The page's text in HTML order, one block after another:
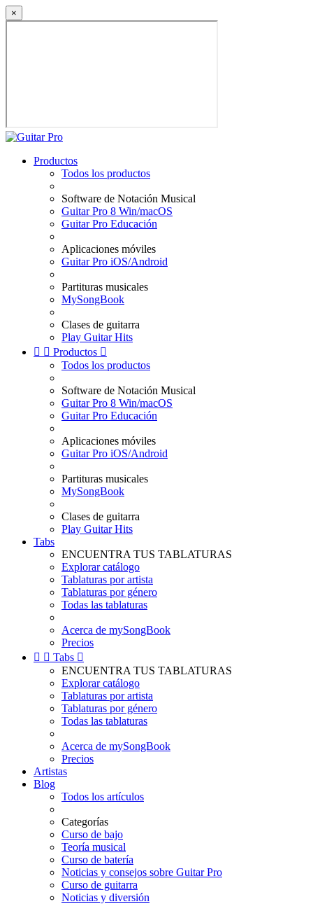
×
Productos
Todos los productos
Software de Notación Musical
Guitar Pro 8 Win/macOS
Guitar Pro Educación
Aplicaciones móviles
Guitar Pro iOS/Android
Partituras musicales
MySongBook
Clases de guitarra
Play Guitar Hits
  Productos 
Todos los productos
Software de Notación Musical
Guitar Pro 8 Win/macOS
Guitar Pro Educación
Aplicaciones móviles
Guitar Pro iOS/Android
Partituras musicales
MySongBook
Clases de guitarra
Play Guitar Hits
Tabs
ENCUENTRA TUS TABLATURAS
Explorar catálogo
Tablaturas por artista
Tablaturas por género
Todas las tablaturas
Acerca de mySongBook
Precios
  Tabs 
ENCUENTRA TUS TABLATURAS
Explorar catálogo
Tablaturas por artista
Tablaturas por género
Todas las tablaturas
Acerca de mySongBook
Precios
Artistas
Blog
Todos los artículos
Categorías
Curso de bajo
Teoría musical
Curso de batería
Noticias y consejos sobre Guitar Pro
Curso de guitarra
Noticias y diversión